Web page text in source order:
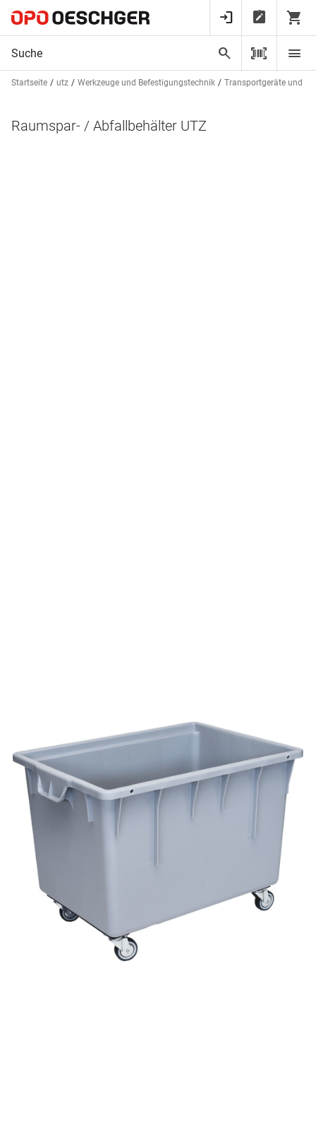
Startseite utz Werkzeuge und Befestigungstechnik Transportgeräte und
Raumspar- / Abfallbehälter UTZ